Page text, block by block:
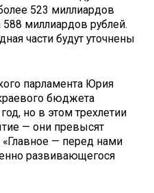
523 миллиардов
миллиардов рублей.
части будут уточнены
парламента Юрия
бюджета
но в этом трехлетии
— они превысят
«Главное — перед нами
развивающегося